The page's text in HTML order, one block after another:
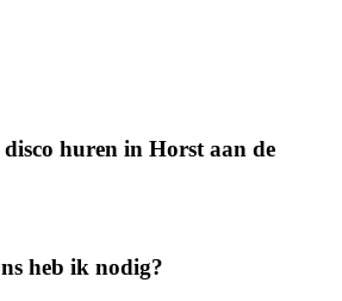
huren in Horst aan de
heb ik nodig?